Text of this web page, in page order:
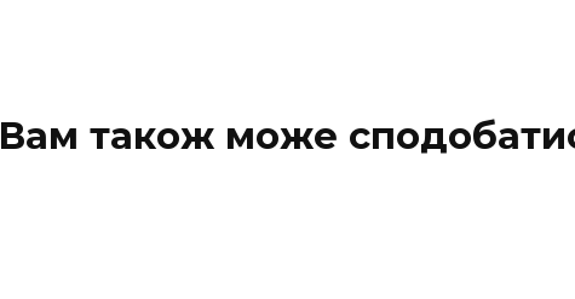
Вам також може